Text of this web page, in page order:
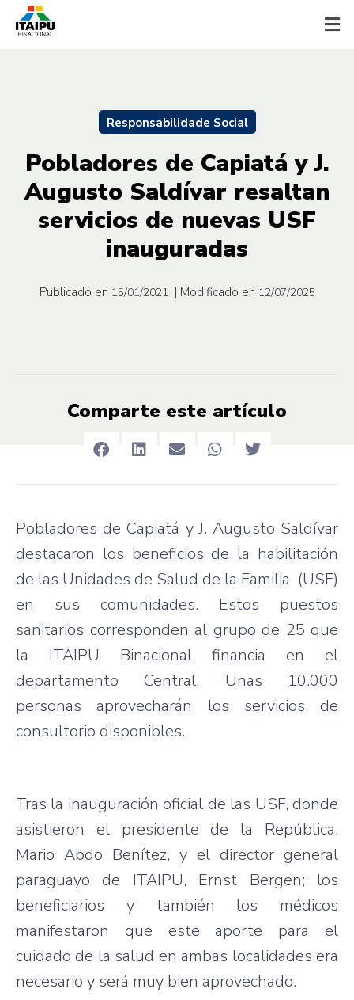
Responsabilidade Social
Pobladores de Capiatá y J.
Augusto Saldívar resaltan
servicios de nuevas USF
inauguradas
Publicado en 15/01/2021 | Modificado en 12/07/2025
Comparte este artículo
Pobladores de Capiatá y J. Augusto Saldívar
destacaron los beneficios de la habilitación
de las Unidades de Salud de la Familia (USF)
en sus comunidades. Estos puestos
sanitarios corresponden al grupo de 25 que
la ITAIPU Binacional financia en el
departamento Central. Unas 10.000
personas aprovecharán los servicios de
consultorio disponibles.
Tras la inauguración oficial de las USF, donde
asistieron el presidente de la República,
Mario Abdo Benítez, y el director general
paraguayo de ITAIPU, Ernst Bergen; los
beneficiarios y también los médicos
manifestaron que este aporte para el
cuidado de la salud en ambas localidades era
necesario y será muy bien aprovechado.